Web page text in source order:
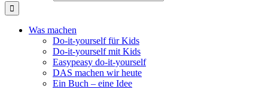
Was machen
Do-it-yourself für Kids
Do-it-yourself mit Kids
Easypeasy do-it-yourself
DAS machen wir heute
Ein Buch – eine Idee